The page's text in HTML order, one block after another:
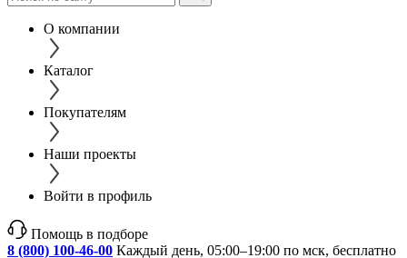
О компании
Каталог
Покупателям
Наши проекты
Войти в профиль
Помощь в подборе
8 (800) 100-46-00 Каждый день, 05:00–19:00 по мск, бесплатно